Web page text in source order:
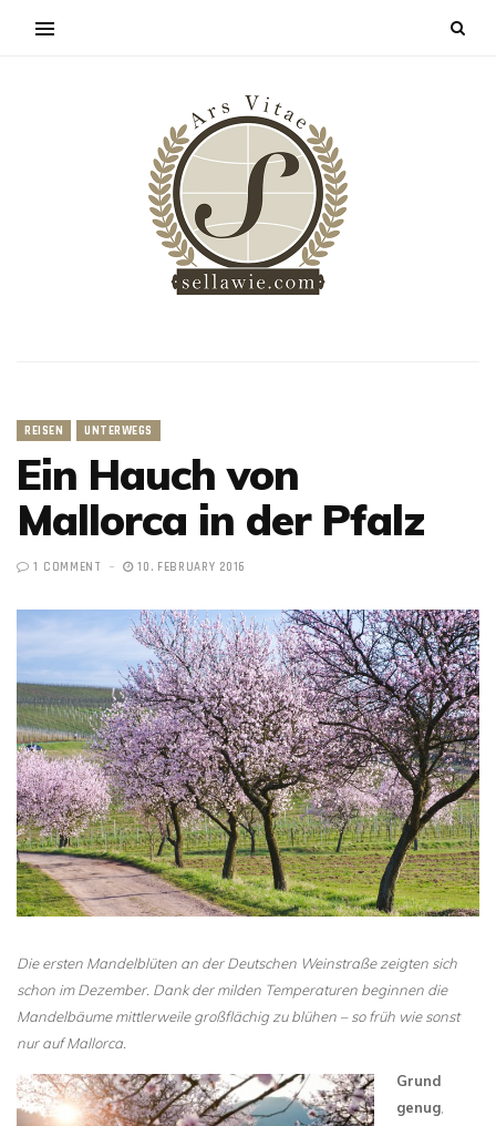
REISEN UNTERWEGS
Ein Hauch von
Mallorca in der Pfalz
1 COMMENT 10. FEBRUARY 2016
Die ersten Mandelblüten an der Deutschen Weinstraße zeigten sich
schon im Dezember. Dank der milden Temperaturen beginnen die
Mandelbäume mittlerweile großflächig zu blühen – so früh wie sonst
nur auf Mallorca.
Grund
genug